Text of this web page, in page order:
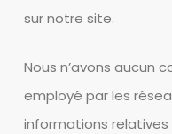
sur notre site.
Nous n’avons aucun
employé par les
informations